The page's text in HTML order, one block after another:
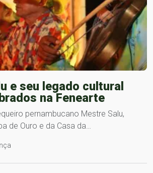
e seu legado cultural
na Fenearte
pernambucano Mestre Salu,
de Ouro e da Casa da…